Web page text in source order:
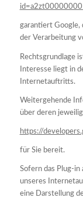
garantiert Google,
der Verarbeitung
Rechtsgrundlage
Interesse liegt in
Internetauftritts.
Weitergehende
über deren
https://
für Sie bereit.
Sofern das Plug-in
unseres
eine Darstellung